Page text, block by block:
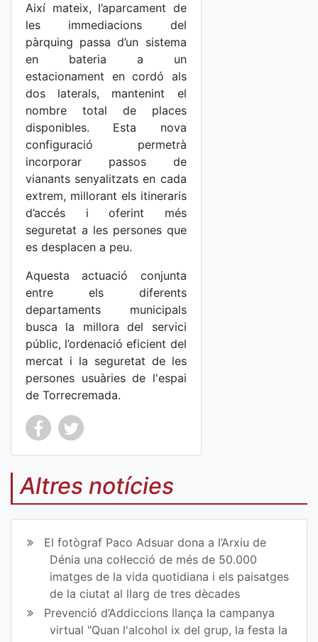
Així mateix, l’aparcament de
les immediacions del
pàrquing passa d’un sistema
en bateria a un
estacionament en cordó als
dos laterals, mantenint el
nombre total de places
disponibles. Esta nova
configuració permetrà
incorporar passos de
vianants senyalitzats en cada
extrem, millorant els itineraris
d’accés i oferint més
seguretat a les persones que
es desplacen a peu.
Aquesta actuació conjunta
entre els diferents
departaments municipals
busca la millora del servici
públic, l’ordenació eficient del
mercat i la seguretat de les
persones usuàries de l'espai
de Torrecremada.
Co
mp
art
ir
en
Fa
ce
bo
Co
mp
art
ir
en
Tw
itt
er
Altres notícies
El fotògraf Paco Adsuar dona a l’Arxiu de
Dénia una col·lecció de més de 50.000
imatges de la vida quotidiana i els paisatges
de la ciutat al llarg de tres dècades
Prevenció d’Addiccions llança la campanya
virtual "Quan l'alcohol ix del grup, la festa la